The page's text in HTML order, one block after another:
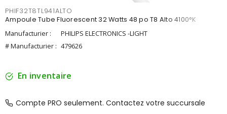
PHIF32T8TL941ALTO
Ampoule Tube Fluorescent 32 Watts 48 po T8 Alto 4100°K
Manufacturier :
PHILIPS ELECTRONICS -LIGHT
# Manufacturier : 479626
En inventaire
Compte PRO seulement. Contactez votre succursale